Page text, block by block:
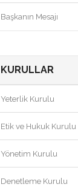
Başkanın Mesajı
KURULLAR
Yeterlik Kurulu
Etik ve Hukuk Kurulu
Yönetim Kurulu
Denetleme Kurulu